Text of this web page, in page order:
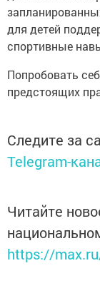
для детей
спортивные
Попробовать
предстоящих
Следите за
Telegram-
Читайте
https://